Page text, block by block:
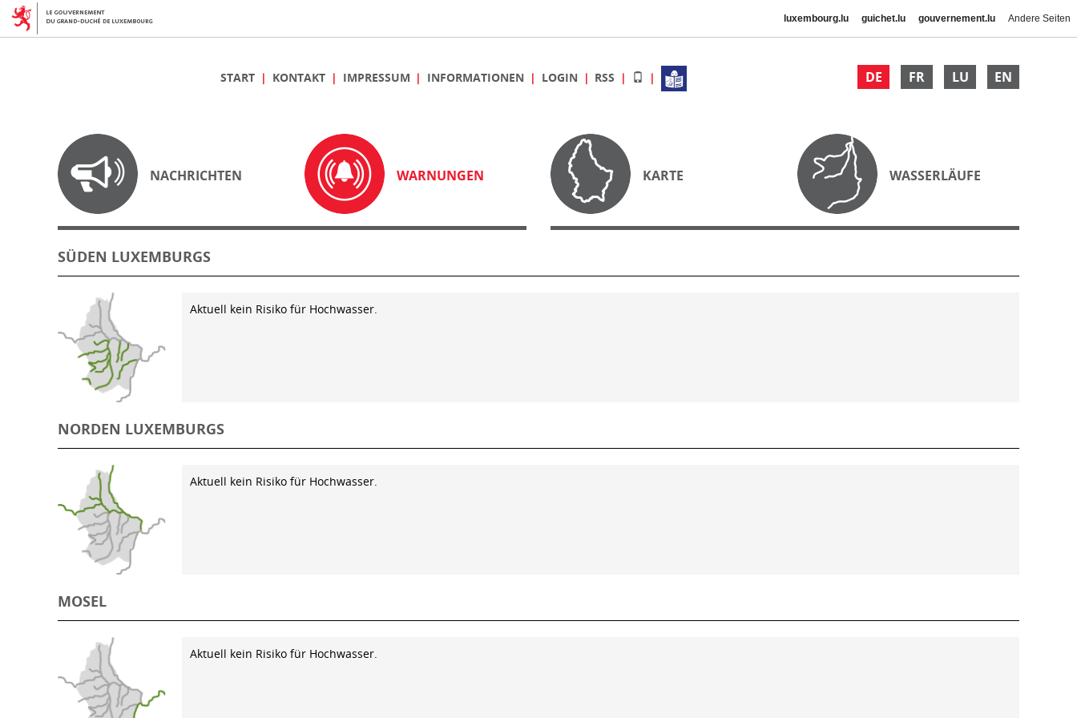
luxembourg.lu guichet.lu gouvernement.lu Andere Seiten
DE FR LU EN
START KONTAKT IMPRESSUM INFORMATIONEN LOGIN RSS
NACHRICHTEN WARNUNGEN KARTE WASSERLÄUFE
SÜDEN LUXEMBURGS
Aktuell kein Risiko für Hochwasser.
NORDEN LUXEMBURGS
Aktuell kein Risiko für Hochwasser.
MOSEL
Aktuell kein Risiko für Hochwasser.